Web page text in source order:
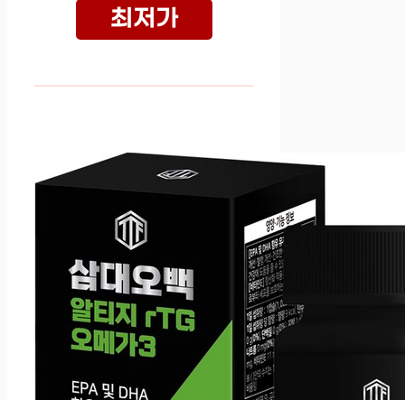
최저가